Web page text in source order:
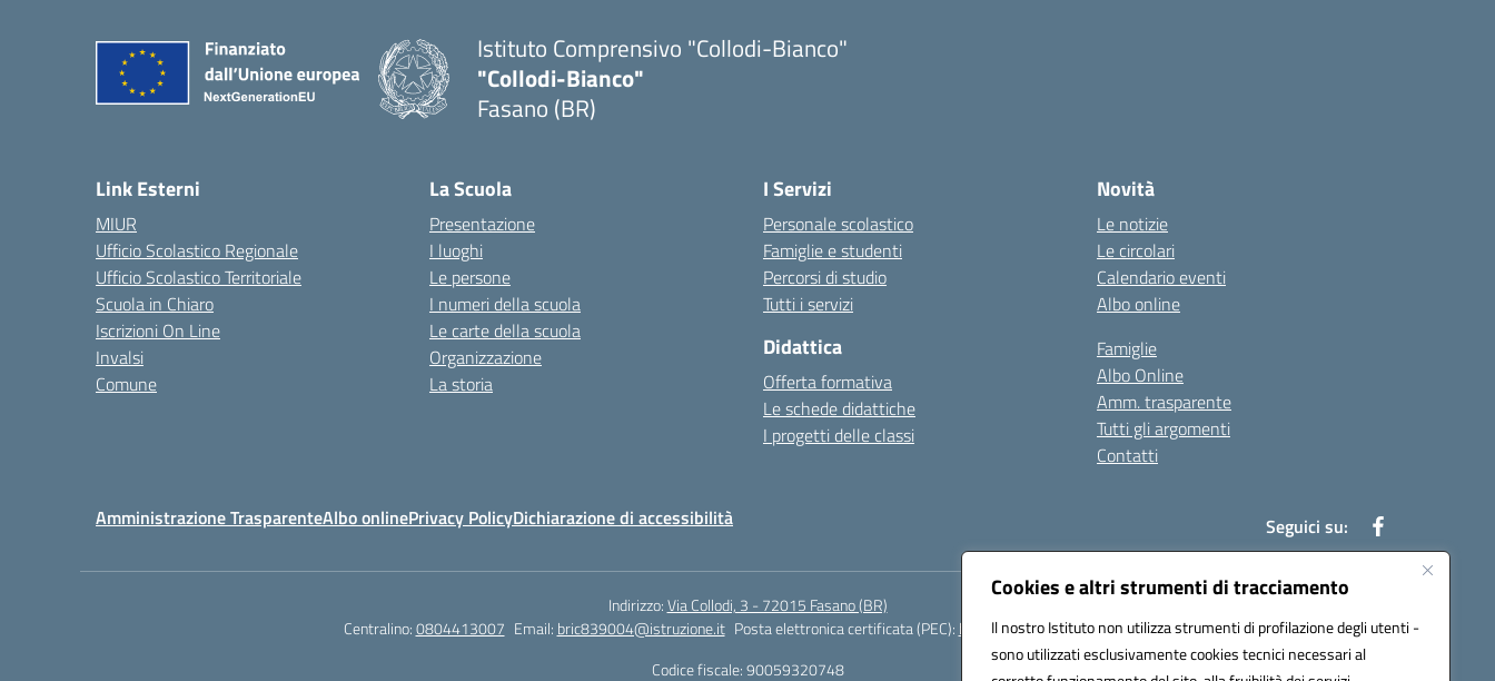
Cookies e altri strumenti di tracciamento
Il nostro Istituto non utilizza strumenti di profilazione degli utenti -
sono utilizzati esclusivamente cookies tecnici necessari al
Istituto Comprensivo "Collodi-Bianco"
"Collodi-Bianco"
Fasano (BR)
Link Esterni
MIUR
Ufficio Scolastico Regionale
Ufficio Scolastico Territoriale
Scuola in Chiaro
Iscrizioni On Line
Invalsi
Comune
La Scuola
Presentazione
I luoghi
Le persone
I numeri della scuola
Le carte della scuola
Organizzazione
La storia
I Servizi
Personale scolastico
Famiglie e studenti
Percorsi di studio
Tutti i servizi
Didattica
Offerta formativa
Le schede didattiche
I progetti delle classi
Novità
Le notizie
Le circolari
Calendario eventi
Albo online
Famiglie
Albo Online
Amm. trasparente
Tutti gli argomenti
Contatti
Amministrazione TrasparenteAlbo onlinePrivacy PolicyDichiarazione di accessibilità Seguici su:
Indirizzo:Via Collodi, 3 - 72015 Fasano (BR)
Centralino:0804413007 Email: bric839004@istruzione.it Posta elettronica certificata (PEC): bric839004@pec.istruzione.it
Codice fiscale: 90059320748